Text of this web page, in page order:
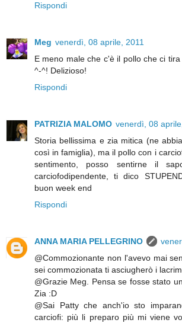
Rispondi
Meg venerdì, 08 aprile, 2011
E meno male che c'è il pollo che ci
^-^! Delizioso!
Rispondi
PATRIZIA MALOMO venerdì, 08
Storia bellissima e zia mitica (ne
così in famiglia), ma il pollo con i
sentimento, posso sentirne il
carciofodipendente, ti dico
buon week end
Rispondi
ANNA MARIA PELLEGRINO
@Commozionante non l'avevo mai
sei commozionata ti asciugherò i
@Grazie Meg. Pensa se fosse stato
Zia :D
@Sai Patty che anch'io sto
carciofi: più li preparo più mi viene